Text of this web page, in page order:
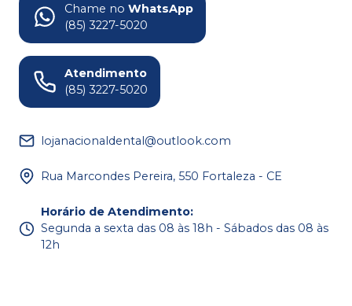
Chame no WhatsApp
(85) 3227-5020
Atendimento
(85) 3227-5020
lojanacionaldental@outlook.com
Rua Marcondes Pereira, 550 Fortaleza - CE
Horário de Atendimento:
Segunda a sexta das 08 às 18h - Sábados das 08 às
12h